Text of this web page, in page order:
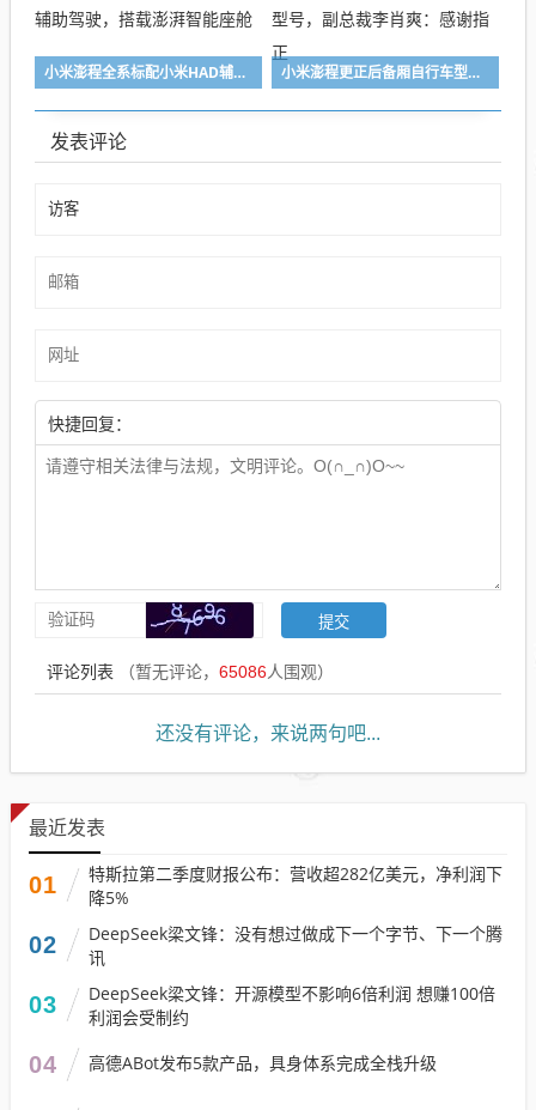
小米澎程全系标配小米HAD辅助驾驶，搭载澎湃智能座舱 小米澎程更正后备厢自行车型号，副总裁李肖爽：感谢指正
发表评论
快捷回复：
评论列表 （暂无评论， 65086人围观）
还没有评论，来说两句吧...
最近发表
01
特斯拉第二季度财报公布：营收超282亿美元，净利润下
降5%
02
DeepSeek梁文锋：没有想过做成下一个字节、下一个腾
讯
03
DeepSeek梁文锋：开源模型不影响6倍利润 想赚100倍
利润会受制约
04 高德ABot发布5款产品，具身体系完成全栈升级